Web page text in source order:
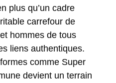
plus qu’un cadre
carrefour de
hommes de tous
liens authentiques.
comme Super
devient un terrain